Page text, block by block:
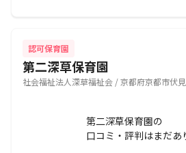
認可保育園
第二深草保育園
社会福祉法人深草福祉会 / 京都府京都市伏
第二深草保育園の
口コミ・評判はまだあ